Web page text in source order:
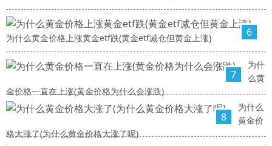
6
为什么黄金价格上涨黄金etf跌(黄金etf减仓但黄金上涨)
7
为什
么黄
金价格一直在上涨(黄金价格为什么会涨跌)
8
为什么
黄金价
格大涨了(为什么黄金价格大涨了呢)